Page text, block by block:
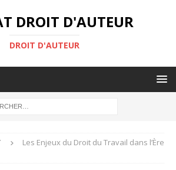
DROIT D'AUTEUR
DROIT D'AUTEUR
Les Enjeux du Droit du Travail dans l’Ère